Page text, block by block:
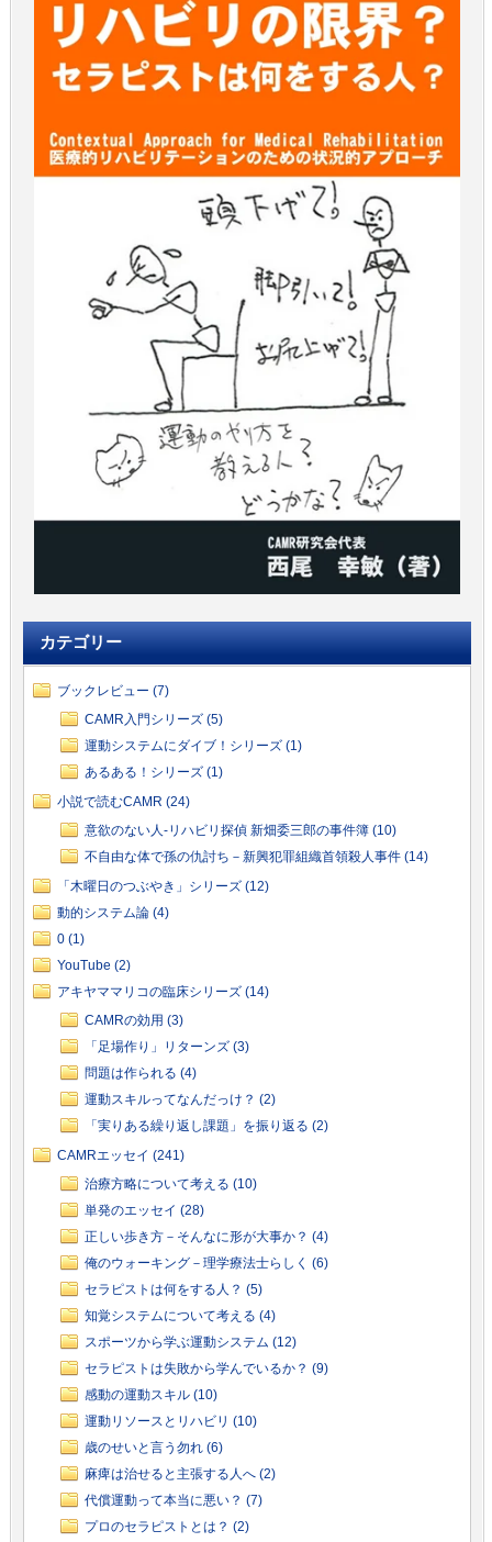
カテゴリー
ブックレビュー (7)
CAMR入門シリーズ (5)
運動システムにダイブ！シリーズ (1)
あるある！シリーズ (1)
小説で読むCAMR (24)
意欲のない人-リハビリ探偵 新畑委三郎の事件簿 (10)
不自由な体で孫の仇討ち－新興犯罪組織首領殺人事件 (14)
「木曜日のつぶやき」シリーズ (12)
動的システム論 (4)
0 (1)
YouTube (2)
アキヤママリコの臨床シリーズ (14)
CAMRの効用 (3)
「足場作り」リターンズ (3)
問題は作られる (4)
運動スキルってなんだっけ？ (2)
「実りある繰り返し課題」を振り返る (2)
CAMRエッセイ (241)
治療方略について考える (10)
単発のエッセイ (28)
正しい歩き方－そんなに形が大事か？ (4)
俺のウォーキング－理学療法士らしく (6)
セラピストは何をする人？ (5)
知覚システムについて考える (4)
スポーツから学ぶ運動システム (12)
セラピストは失敗から学んでいるか？ (9)
感動の運動スキル (10)
運動リソースとリハビリ (10)
歳のせいと言う勿れ (6)
麻痺は治せると主張する人へ (2)
代償運動って本当に悪い？ (7)
プロのセラピストとは？ (2)